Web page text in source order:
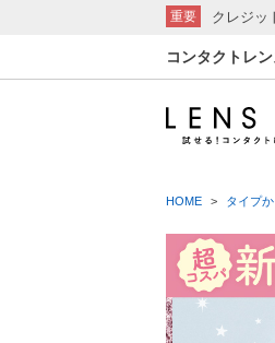
コンタクトレ
重要 クレジッ
HOME タイプ